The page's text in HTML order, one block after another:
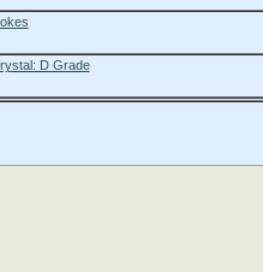
D Grade